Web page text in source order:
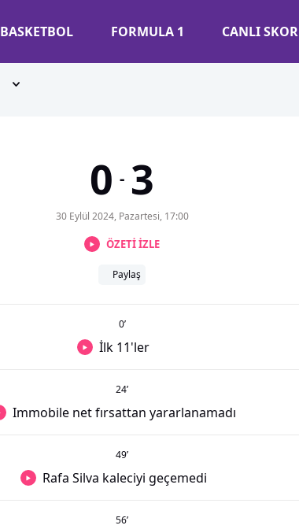
BASKETBOL FORMULA 1 CANLI SKOR
0 - 3
30 Eylül 2024, Pazartesi, 17:00
ÖZETİ İZLE
Paylaş
0’
İlk 11'ler
24’
Immobile net fırsattan yararlanamadı
49’
Rafa Silva kaleciyi geçemedi
56’